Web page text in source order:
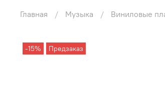
Главная Музыка Виниловые
-15% Предзаказ